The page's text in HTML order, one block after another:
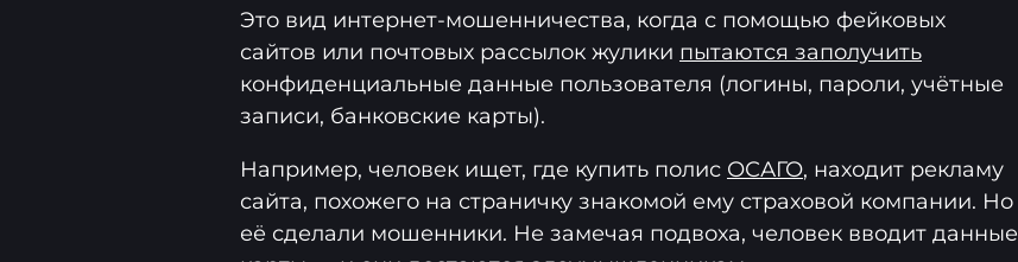
Это вид интернет-мошенничества, когда с помощью фейковых
сайтов или почтовых рассылок жулики пытаются заполучить
конфиденциальные данные пользователя (логины, пароли, учётные
записи, банковские карты).
Например, человек ищет, где купить полис ОСАГО, находит рекламу
сайта, похожего на страничку знакомой ему страховой компании. Но
её сделали мошенники. Не замечая подвоха, человек вводит данные